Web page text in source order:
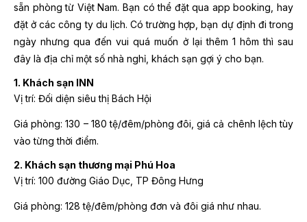
sẵn phòng từ Việt Nam. Bạn có thể đặt qua app booking, hay
đặt ở các công ty du lịch. Có trường hợp, bạn dự định đi trong
ngày nhưng qua đến vui quá muốn ở lại thêm 1 hôm thì sau
đây là địa chỉ một số nhà nghỉ, khách sạn gợi ý cho bạn.
1. Khách sạn INN
Vị trí: Đối diện siêu thị Bách Hội
Giá phòng: 130 – 180 tệ/đêm/phòng đôi, giá cả chênh lệch tùy
vào từng thời điểm.
2. Khách sạn thương mại Phú Hoa
Vị trí: 100 đường Giáo Dục, TP Đông Hưng
Giá phòng: 128 tệ/đêm/phòng đơn và đôi giá như nhau.